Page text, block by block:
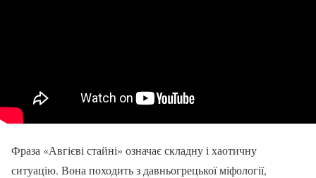
Фраза «Авгієві стайні» означає складну і хаотичну
ситуацію. Вона походить з давньогрецької міфології,